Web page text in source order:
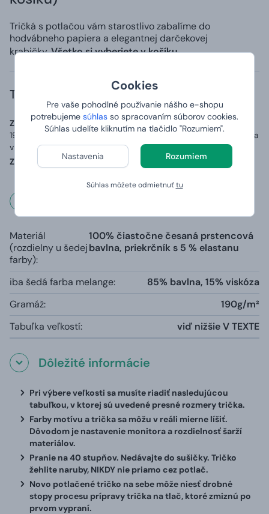
Cookies
Pre vaše pohodlné používanie nášho e-shopu
potrebujeme súhlas so spracovaním súborov cookies.
Súhlas udelíte kliknutím na tlačidlo "Rozumiem".
Nastavenia Rozumiem
Súhlas môžete odmietnuťtu
Tričká s potlačou vám starostlivo zabalíme do
hodvábneho papiera a elegantnej darčekovej
krabičky.Všetko si vyberiete v košíku.
Trvanlivosť a zloženie
Zoznam zložiek (zloženie): Materiál: 100% bavlna o gramáži až
190 g/m2, přídavek 5 % elastanu v průkrčníku a zpevňující páska
v ramenou.
Země původu: Vyrobeno v Bangladéši, potištěno v ČR
Materiál
(rozdielny u šedej
farby):
100% čiastočne česaná prstencová
bavlna, priekrčník s 5 % elastanu
iba šedá farba melange:
85% bavlna, 15% viskóza
Gramáž:
190g/m²
Tabuľka veľkostí:
viď nižšie V TEXTE
Dôležité informácie
Pri výbere veľkosti sa musíte riadiť nasledujúcou
tabuľkou, v ktorej sú uvedené presné rozmery trička.
Farby motívu a trička sa môžu v reáli mierne líšiť.
Dôvodom je nastavenie monitora a rozdielnosť šarží
materiálov.
Pranie na 40 stupňov. Nedávajte do sušičky. Tričko
žehlite naruby, NIKDY nie priamo cez potlač.
Novo potlačené tričko na sebe môže niesť drobné
stopy procesu prípravy trička na tlač, ktoré zmiznú po
prvom vypraní.